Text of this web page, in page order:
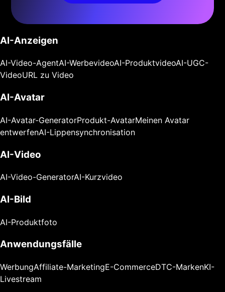
AI-Anzeigen
AI-Video-AgentAI-WerbevideoAI-ProduktvideoAI-UGC-
VideoURL zu Video
AI-Avatar
AI-Avatar-GeneratorProdukt-AvatarMeinen Avatar
entwerfenAI-Lippensynchronisation
AI-Video
AI-Video-GeneratorAI-Kurzvideo
AI-Bild
AI-Produktfoto
Anwendungsfälle
WerbungAffiliate-MarketingE-CommerceDTC-MarkenKI-
Livestream